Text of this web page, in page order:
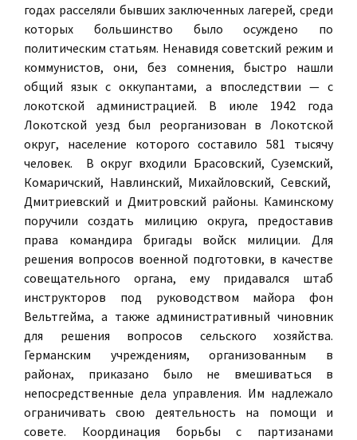
годах расселяли бывших заключенных лагерей, среди
которых большинство было осуждено по
политическим статьям. Ненавидя советский режим и
коммунистов, они, без сомнения, быстро нашли
общий язык с оккупантами, а впоследствии — с
локотской администрацией. В июле 1942 года
Локотской уезд был реорганизован в Локотской
округ, население которого составило 581 тысячу
человек. В округ входили Брасовский, Суземский,
Комаричский, Навлинский, Михайловский, Севский,
Дмитриевский и Дмитровский районы. Каминскому
поручили создать милицию округа, предоставив
права командира бригады войск милиции. Для
решения вопросов военной подготовки, в качестве
совещательного органа, ему придавался штаб
инструкторов под руководством майора фон
Вельтгейма, а также административный чиновник
для решения вопросов сельского хозяйства.
Германским учреждениям, организованным в
районах, приказано было не вмешиваться в
непосредственные дела управления. Им надлежало
ограничивать свою деятельность на помощи и
совете. Координация борьбы с партизанами